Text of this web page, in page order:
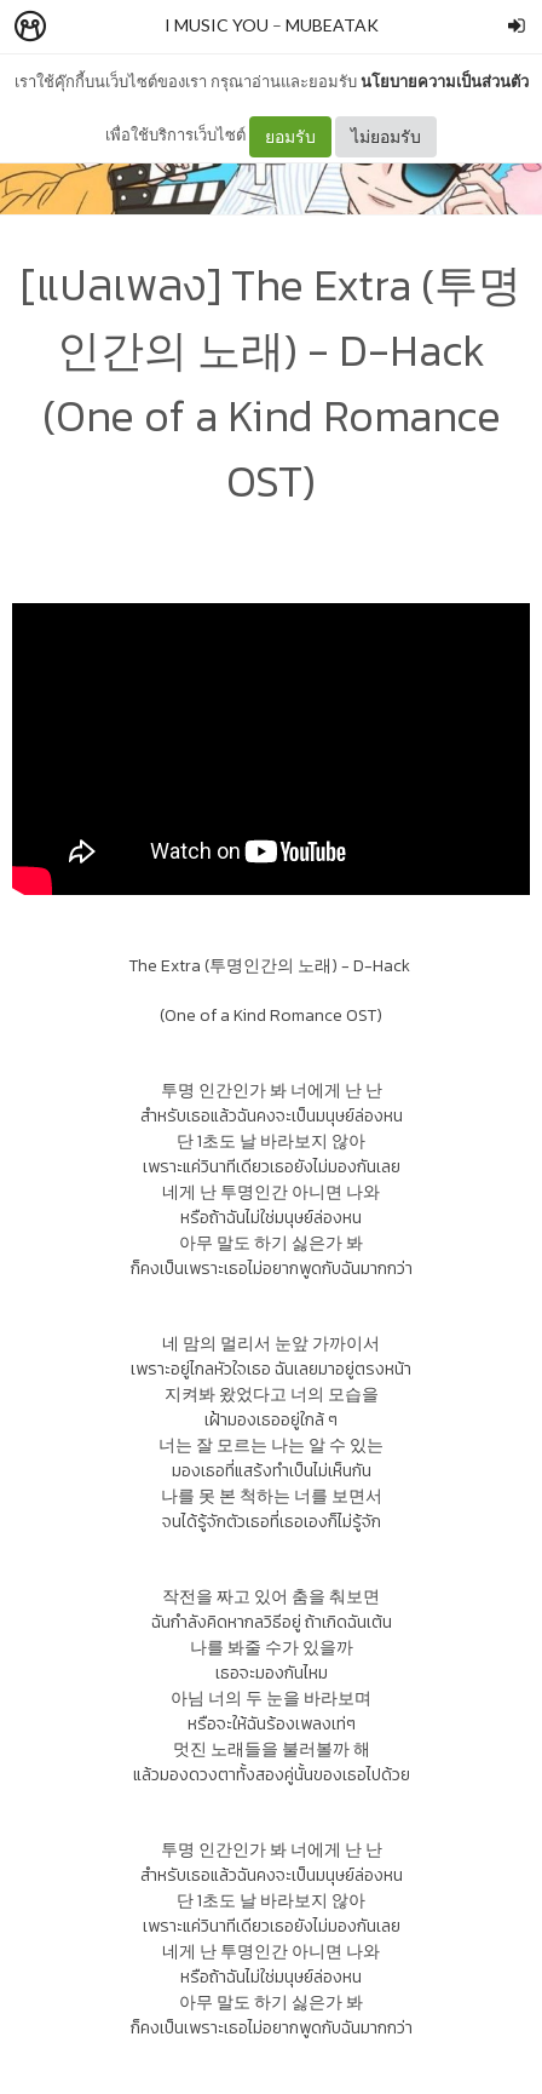
เราใช้คุ๊กกี้บนเว็บไซต์ของเรา กรุณาอ่านและยอมรับนโยบายความเป็นส่วนตัว
เพื่อใช้บริการเว็บไซต์ ยอมรับ ไม่ยอมรับ
I MUSIC YOU – MUBEATAK
[แปลเพลง] The Extra (투명
인간의 노래) - D-Hack
(One of a Kind Romance
OST)
The Extra (투명인간의 노래) - D-Hack
(One of a Kind Romance OST)
투명 인간인가 봐 너에게 난 난
สำหรับเธอแล้วฉันคงจะเป็นมนุษย์ล่องหน
단 1초도 날 바라보지 않아
เพราะแค่วินาทีเดียวเธอยังไม่มองกันเลย
네게 난 투명인간 아니면 나와
หรือถ้าฉันไม่ใช่มนุษย์ล่องหน
아무 말도 하기 싫은가 봐
ก็คงเป็นเพราะเธอไม่อยากพูดกับฉันมากกว่า
네 맘의 멀리서 눈앞 가까이서
เพราะอยู่ไกลหัวใจเธอ ฉันเลยมาอยู่ตรงหน้า
지켜봐 왔었다고 너의 모습을
เฝ้ามองเธออยู่ใกล้ ๆ
너는 잘 모르는 나는 알 수 있는
มองเธอที่แสร้งทำเป็นไม่เห็นกัน
나를 못 본 척하는 너를 보면서
จนได้รู้จักตัวเธอที่เธอเองก็ไม่รู้จัก
작전을 짜고 있어 춤을 춰보면
ฉันกำลังคิดหากลวิธีอยู่ ถ้าเกิดฉันเต้น
나를 봐줄 수가 있을까
เธอจะมองกันไหม
아님 너의 두 눈을 바라보며
หรือจะให้ฉันร้องเพลงเท่ๆ
멋진 노래들을 불러볼까 해
แล้วมองดวงตาทั้งสองคู่นั้นของเธอไปด้วย
투명 인간인가 봐 너에게 난 난
สำหรับเธอแล้วฉันคงจะเป็นมนุษย์ล่องหน
단 1초도 날 바라보지 않아
เพราะแค่วินาทีเดียวเธอยังไม่มองกันเลย
네게 난 투명인간 아니면 나와
หรือถ้าฉันไม่ใช่มนุษย์ล่องหน
아무 말도 하기 싫은가 봐
ก็คงเป็นเพราะเธอไม่อยากพูดกับฉันมากกว่า